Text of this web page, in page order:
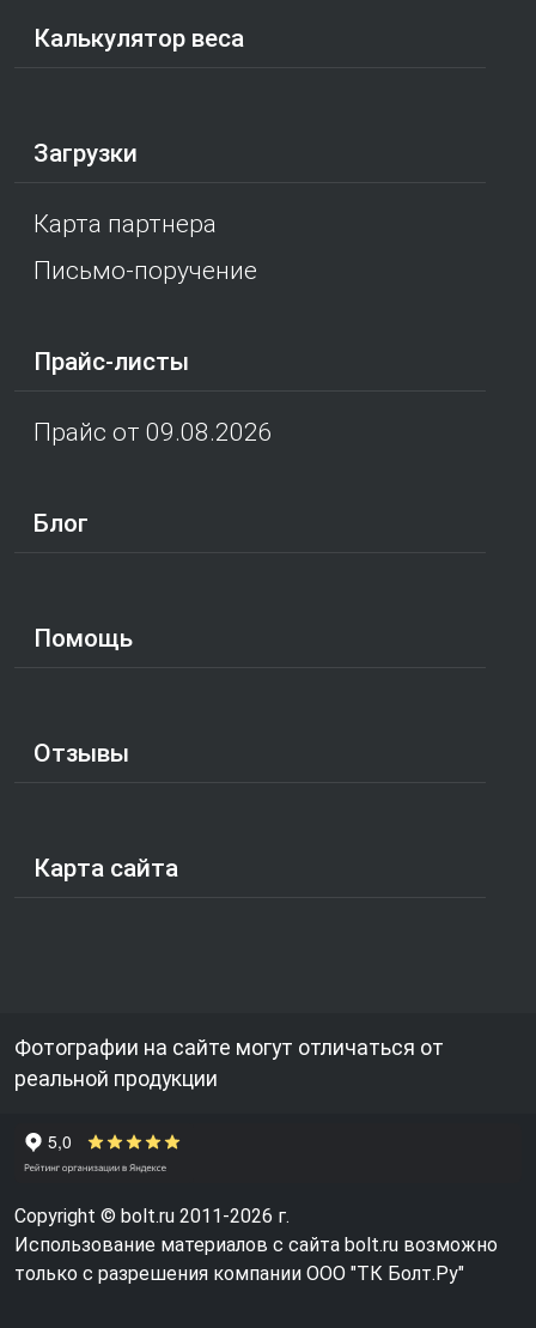
Калькулятор веса
Загрузки
Карта партнера
Письмо-поручение
Прайс-листы
Прайс от 09.08.2026
Блог
Помощь
Отзывы
Карта сайта
Фотографии на сайте могут отличаться от
реальной продукции
Copyright © bolt.ru 2011-2026 г.
Использование материалов с сайта bolt.ru возможно
только с разрешения компании ООО "ТК Болт.Ру"